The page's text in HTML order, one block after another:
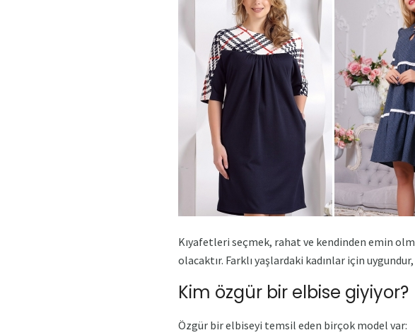
Kıyafetleri seçmek, rahat ve kendinden emin
olacaktır. Farklı yaşlardaki kadınlar için
Kim özgür bir elbise giyiyor?
Özgür bir elbiseyi temsil eden birçok model var: